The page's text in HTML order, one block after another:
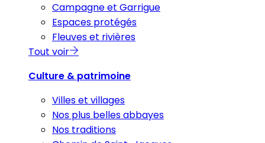
Campagne et Garrigue
Espaces protégés
Fleuves et rivières
Tout voir
Culture & patrimoine
Villes et villages
Nos plus belles abbayes
Nos traditions